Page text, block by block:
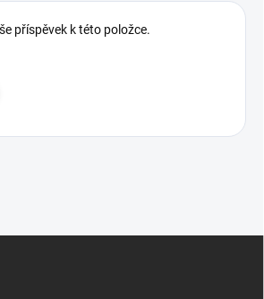
příspěvek k této položce.